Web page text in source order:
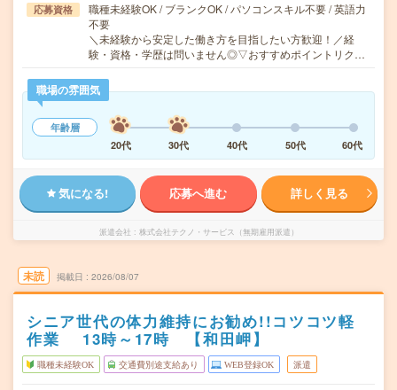
応募資格
職種未経験OK / ブランクOK / パソコンスキル不要 / 英語力
不要
＼未経験から安定した働き方を目指したい方歓迎！／経
験・資格・学歴は問いません◎▽おすすめポイントリク…
職場の雰囲気
年齢層
20代
30代 40代 50代 60代
気になる! 応募へ進む 詳しく見る
派遣会社 株式会社テクノ・サービス（無期雇用派遣）
未読 掲載日 2026/08/07
シニア世代の体力維持にお勧め!!コツコツ軽
作業 13時～17時 【和田岬】
職種未経験OK 交通費別途支給あり WEB登録OK 派遣